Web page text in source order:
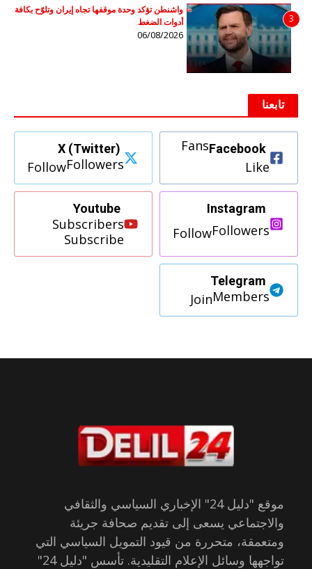
3
واشنطن تؤكد وحدة موقفها تجاه إيران وتلوّح بكافة
أدوات الضغط
06/08/2026
تابعنا
Facebook
Fans
Like
X (Twitter)
Followers
Follow
Instagram
Followers
Follow
Youtube
Subscribers
Subscribe
Telegram
Members
Join
موقع "دليل 24" الإخباري السياسي والثقافي
والاجتماعي يسعى إلى تقديم صحافة جريئة
ومتعمقة، متحررة من قيود التمويل السياسي التي
تواجهها وسائل الإعلام التقليدية. تأسس "دليل 24"